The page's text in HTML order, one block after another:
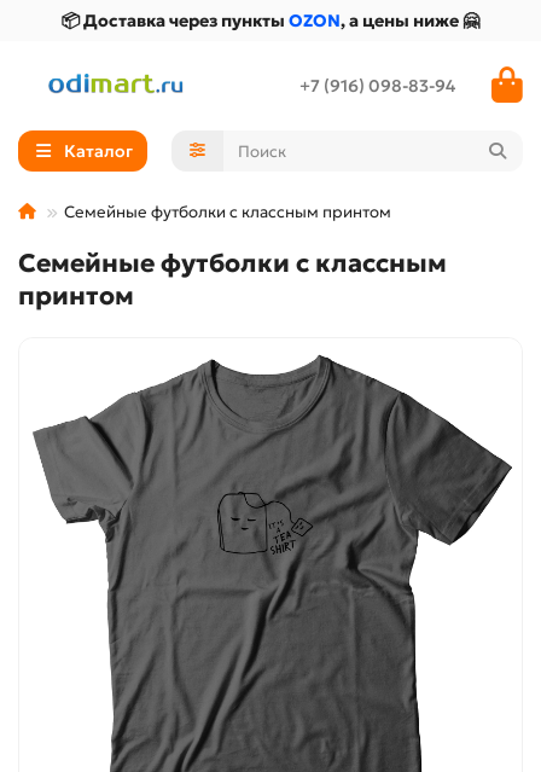
📦 Доставка через пункты OZON, а цены ниже 🤗
+7 (916) 098-83-94
Каталог
Семейные футболки с классным принтом
Семейные футболки с классным
принтом